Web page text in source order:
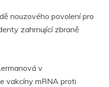
nouzového povolení pro
zahrnující zbraně
v
vakcíny mRNA proti